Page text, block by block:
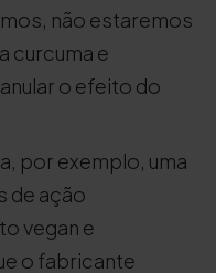
não estaremos
curcuma e
o efeito do
por exemplo, uma
de ação
vegan e
o fabricante